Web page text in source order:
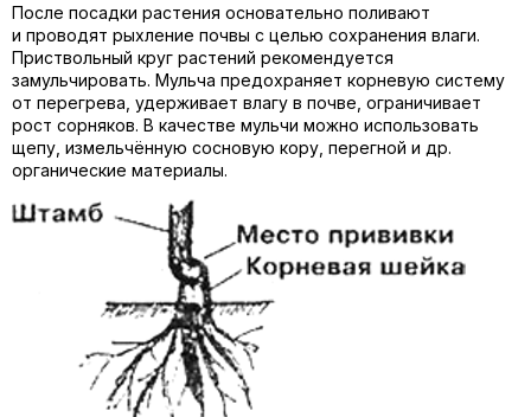
После посадки растения основательно поливают
и проводят рыхление почвы с целью сохранения влаги.
Приствольный круг растений рекомендуется
замульчировать. Мульча предохраняет корневую систему
от перегрева, удерживает влагу в почве, ограничивает
рост сорняков. В качестве мульчи можно использовать
щепу, измельчённую сосновую кору, перегной и др.
органические материалы.